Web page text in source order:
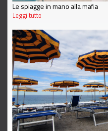
Le spiagge in mano alla mafia
Leggi tutto